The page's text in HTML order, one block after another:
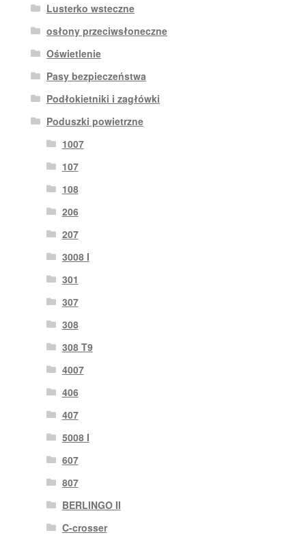
Lusterko wsteczne
osłony przeciwsłoneczne
Oświetlenie
Pasy bezpieczeństwa
Podłokietniki i zagłówki
Poduszki powietrzne
1007
107
108
206
207
3008 I
301
307
308
308 T9
4007
406
407
5008 I
607
807
BERLINGO II
C-crosser